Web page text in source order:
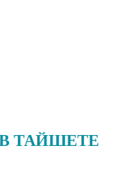
ТАЙШЕТЕ